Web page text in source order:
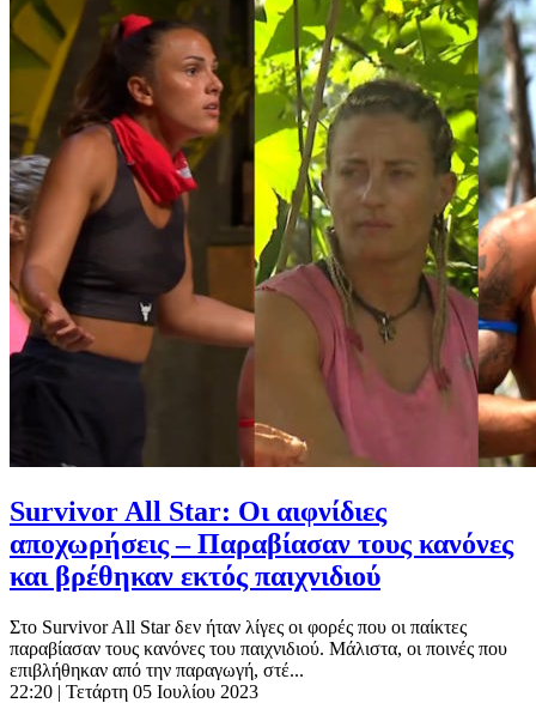
Survivor All Star: Οι αιφνίδιες
αποχωρήσεις – Παραβίασαν τους κανόνες
και βρέθηκαν εκτός παιχνιδιού
Στο Survivor All Star δεν ήταν λίγες οι φορές που οι παίκτες
παραβίασαν τους κανόνες του παιχνιδιού. Μάλιστα, οι ποινές που
επιβλήθηκαν από την παραγωγή, στέ...
22:20 | Τετάρτη 05 Ιουλίου 2023